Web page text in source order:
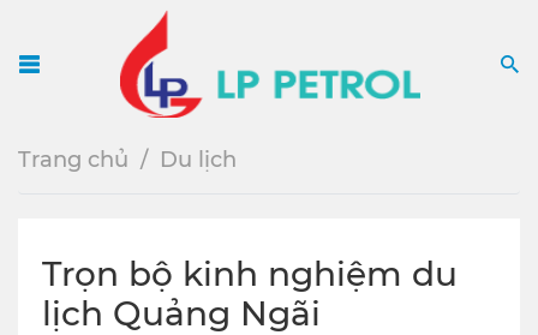
Trang chủ Du lịch
Trọn bộ kinh nghiệm du
lịch Quảng Ngãi